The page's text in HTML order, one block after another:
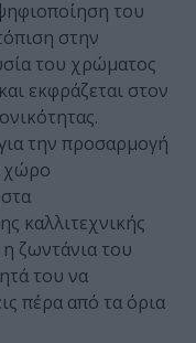
του
στην
του χρώματος
εκφράζεται στον
την προσαρμογή
χώρο
καλλιτεχνικής
ζωντάνια του
του να
πέρα από τα όρια